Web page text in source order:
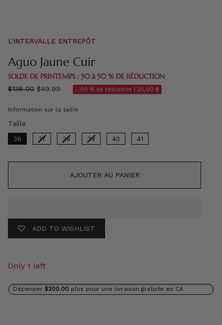
L'INTERVALLE ENTREPÔT
Aguo Jaune Cuir
SOLDE DE PRINTEMPS : 30 à 50 % DE RÉDUCTION
régulier
$138.00 $49.99 - 50 % de réduction | 25,00 $
Information sur la taille
Taille
36 37 38 39 40 41
AJOUTER AU PANIER
ADD TO WISHLIST
Only 1 left
Dépenser $200.00 plus pour une livraison gratuite en CA